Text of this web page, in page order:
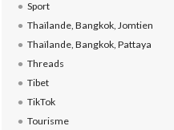
Sport
Thaïlande, Bangkok, Jomtien
Thaïlande, Bangkok, Pattaya
Threads
Tibet
TikTok
Tourisme